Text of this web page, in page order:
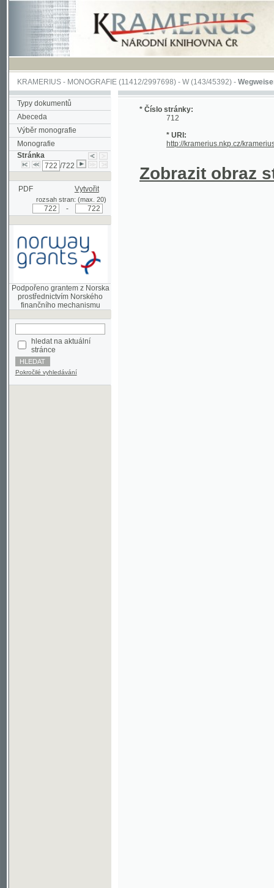
KRAMERIUS-MONOGRAFIE(11412/2997698) -W (143/45392)-Wegweiser durch
Typy dokumentů
Abeceda
Výběr monografie
Monografie
Stránka
/722
PDF Vytvořit
rozsah stran: (max. 20)
Podpořeno grantem z Norska
prostřednictvím Norského
hledat na aktuální
stránce
Pokročilé vyhledávání
* Číslo stránky:
712
* URI:
http://kramerius.nkp.cz/kramerius/